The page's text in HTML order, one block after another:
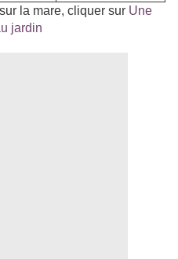
la mare, cliquer sur Une
jardin